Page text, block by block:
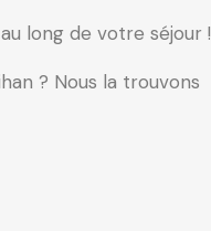
long de votre séjour !
? Nous la trouvons